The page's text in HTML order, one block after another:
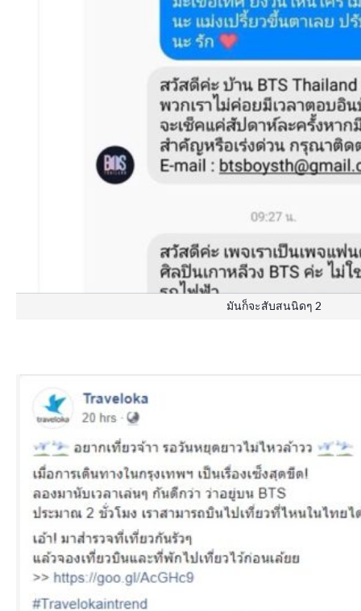
มันก็จะสับสนนิดๆ 2